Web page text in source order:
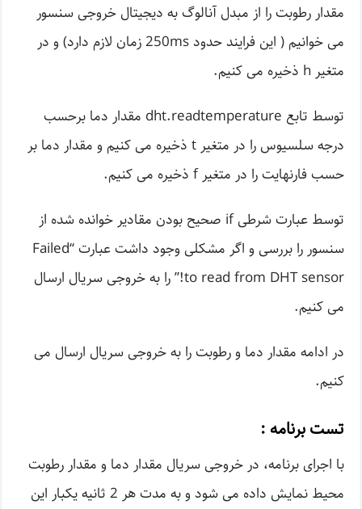
مقدار رطوبت را از مبدل آنالوگ به دیجیتال خروجی سنسور
می خوانیم ( این فرایند حدود 250ms زمان لازم دارد) و در
متغیر h ذخیره می کنیم.
توسط تابع dht.readtemperature مقدار دما برحسب
درجه سلسیوس را در متغیر t ذخیره می کنیم و مقدار دما بر
حسب فارنهایت را در متغیر f ذخیره می کنیم.
توسط عبارت شرطی if صحیح بودن مقادیر خوانده شده از
سنسور را بررسی و اگر مشکلی وجود داشت عبارت “Failed
to read from DHT sensor!” را به خروجی سریال ارسال
می کنیم.
در ادامه مقدار دما و رطوبت را به خروجی سریال ارسال می
کنیم.
تست برنامه :
با اجرای برنامه، در خروجی سریال مقدار دما و مقدار رطوبت
محیط نمایش داده می شود و به مدت هر 2 ثانیه یکبار این